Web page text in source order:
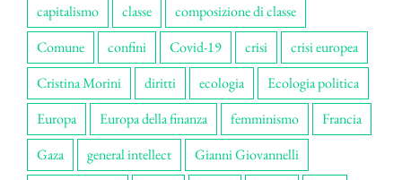
capitalismo
classe
composizione di classe
Comune
confini Covid-19 crisi
crisi europea
Cristina Morini
diritti ecologia
Ecologia politica
Europa
Europa della finanza femminismo
Francia
Gaza
general intellect
Gianni Giovannelli